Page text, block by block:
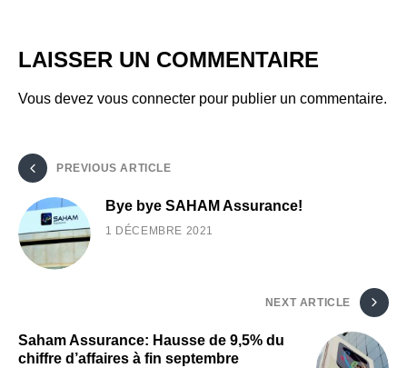
LAISSER UN COMMENTAIRE
Vous devez vous connecter pour publier un commentaire.
PREVIOUS ARTICLE
Bye bye SAHAM Assurance!
1 DÉCEMBRE 2021
NEXT ARTICLE
Saham Assurance: Hausse de 9,5% du
chiffre d’affaires à fin septembre